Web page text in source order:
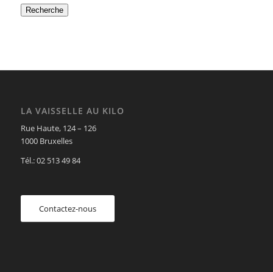
Recherche
LA VAISSELLE AU KILO
Rue Haute, 124 – 126
1000 Bruxelles
Tél.: 02 513 49 84
Contactez-nous